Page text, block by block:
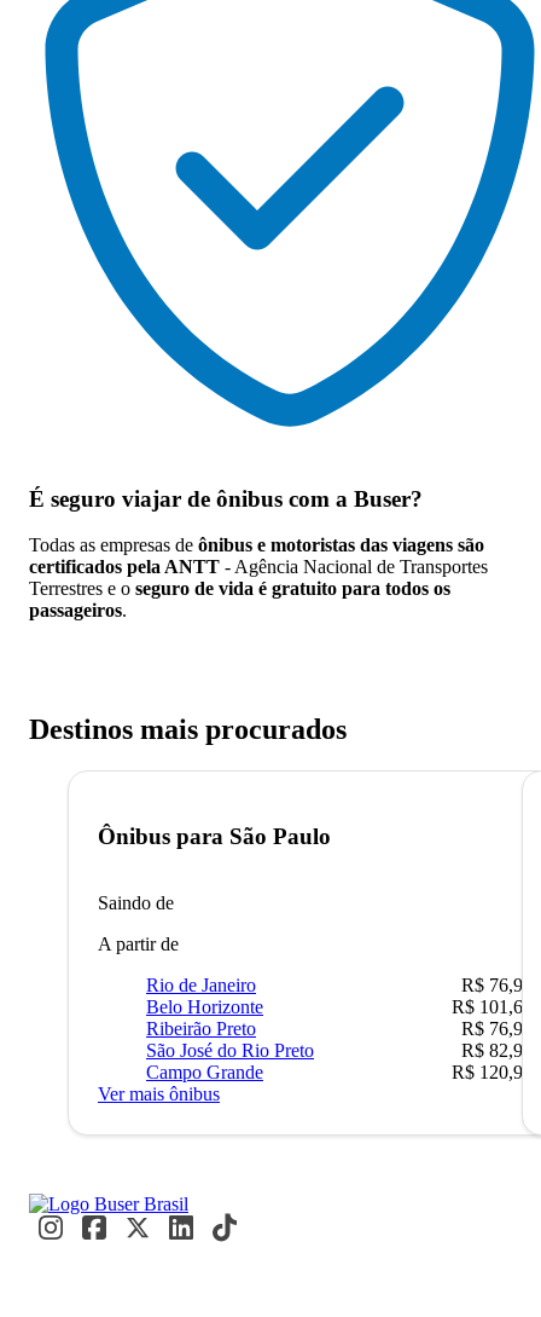
É seguro viajar de ônibus com a Buser?
Todas as empresas de ônibus e motoristas das viagens são
certificados pela ANTT - Agência Nacional de Transportes
Terrestres e o seguro de vida é gratuito para todos os
passageiros.
Destinos mais procurados
Ônibus para São Paulo
Saindo de
A partir de
Rio de Janeiro
R$ 76,90
Belo Horizonte
R$ 101,67
Ribeirão Preto
R$ 76,90
São José do Rio Preto
R$ 82,90
Campo Grande
R$ 120,90
Ver mais ônibus